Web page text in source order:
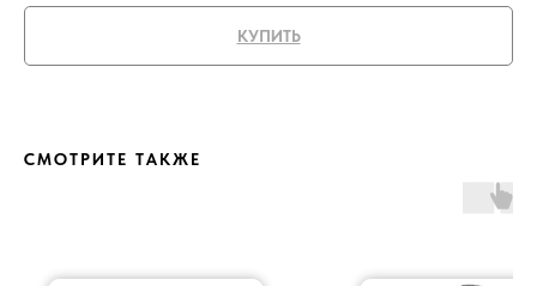
КУПИТЬ
СМОТРИТЕ ТАКЖЕ